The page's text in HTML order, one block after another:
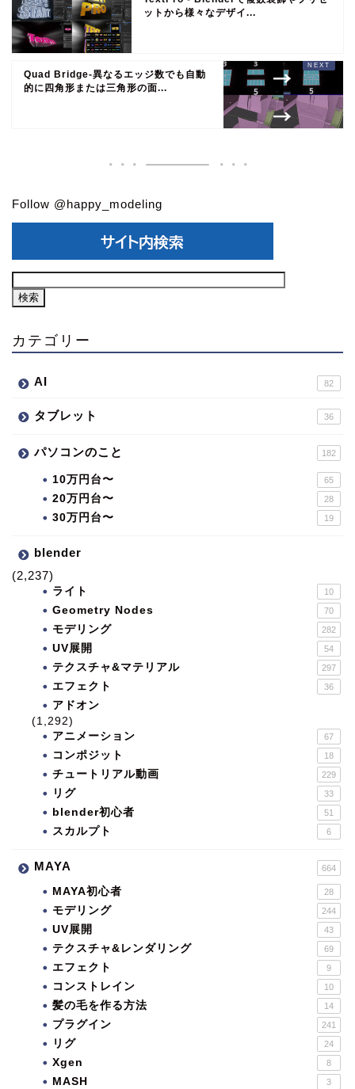
ットから様々なデザイ...
Quad Bridge-異なるエッジ数でも自動
的に四角形または三角形の面...
Follow @happy_modeling
カテゴリー
AI 82
タブレット 36
パソコンのこと 182
10万円台〜 65
20万円台〜 28
30万円台〜 19
blender
(2,237)
ライト 10
Geometry Nodes 70
モデリング 282
UV展開 54
テクスチャ&マテリアル 297
エフェクト 36
アドオン
(1,292)
アニメーション
67
コンポジット 18
チュートリアル動画 229
リグ 33
blender初心者 51
スカルプト 6
MAYA 664
MAYA初心者 28
モデリング 244
UV展開 43
テクスチャ&レンダリング 69
エフェクト 9
コンストレイン 10
髪の毛を作る方法 14
プラグイン 241
リグ 24
Xgen 8
MASH 3